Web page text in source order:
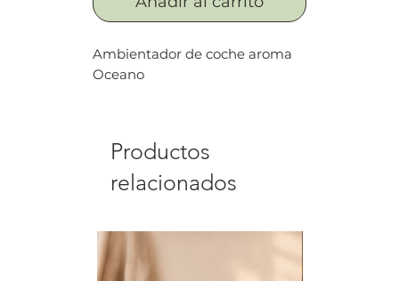
Ambientador de coche aroma
Oceano
Productos
relacionados